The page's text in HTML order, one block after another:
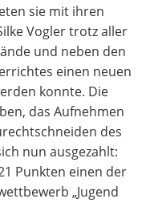
sie mit ihren
Vogler trotz aller
und neben den
einen neuen
konnte. Die
das Aufnehmen
des
nun ausgezahlt:
Punkten einen der
„Jugend